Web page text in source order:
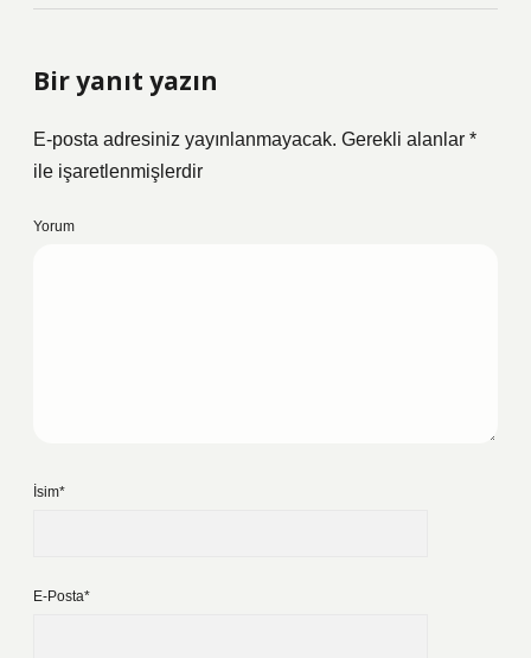
Bir yanıt yazın
E-posta adresiniz yayınlanmayacak. Gerekli alanlar *
ile işaretlenmişlerdir
Yorum
İsim*
E-Posta*